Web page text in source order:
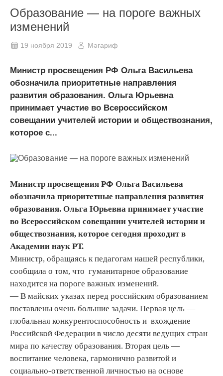
Образование — на пороге важных
изменений
19 ноября 2019 Мәгариф
Министр просвещения РФ Ольга Васильева
обозначила приоритетные направления
развития образования. Ольга Юрьевна
принимает участие во Всероссийском
совещании учителей истории и обществознания,
которое с...
Министр просвещения РФ Ольга Васильева
обозначила приоритетные направления развития
образования. Ольга Юрьевна принимает участие
во Всероссийском совещании учителей истории и
обществознания, которое сегодня проходит в
Академии наук РТ.
Министр, обращаясь к педагогам нашей республики,
сообщила о том, что гуманитарное образование
находится на пороге важных изменений.
— В майских указах перед российским образованием
поставлены очень большие задачи. Первая цель —
глобальная конкурентоспособность и вхождение
Российской Федерации в число десяти ведущих стран
мира по качеству образования. Вторая цель —
воспитание человека, гармонично развитой и
социально-ответственной личностью на основе